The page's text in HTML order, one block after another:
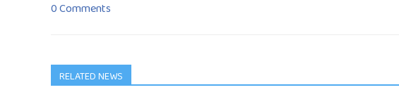
0 Comments
RELATED NEWS